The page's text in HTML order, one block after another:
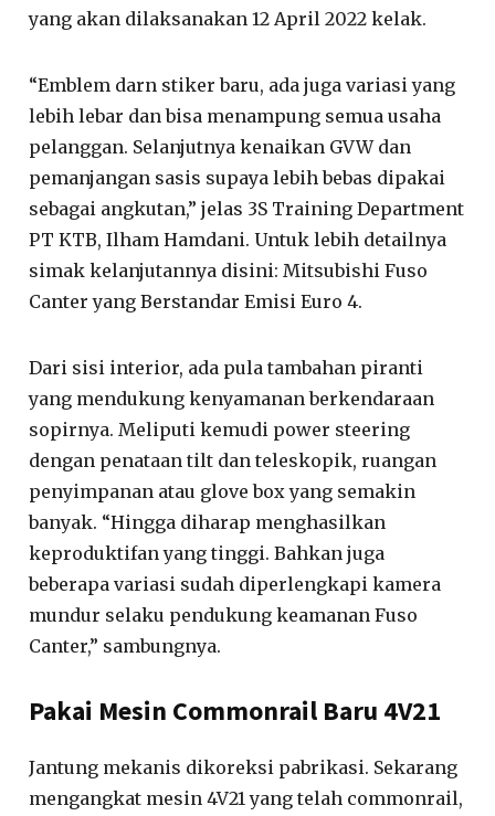
yang akan dilaksanakan 12 April 2022 kelak.
“Emblem darn stiker baru, ada juga variasi yang
lebih lebar dan bisa menampung semua usaha
pelanggan. Selanjutnya kenaikan GVW dan
pemanjangan sasis supaya lebih bebas dipakai
sebagai angkutan,” jelas 3S Training Department
PT KTB, Ilham Hamdani. Untuk lebih detailnya
simak kelanjutannya disini: Mitsubishi Fuso
Canter yang Berstandar Emisi Euro 4.
Dari sisi interior, ada pula tambahan piranti
yang mendukung kenyamanan berkendaraan
sopirnya. Meliputi kemudi power steering
dengan penataan tilt dan teleskopik, ruangan
penyimpanan atau glove box yang semakin
banyak. “Hingga diharap menghasilkan
keproduktifan yang tinggi. Bahkan juga
beberapa variasi sudah diperlengkapi kamera
mundur selaku pendukung keamanan Fuso
Canter,” sambungnya.
Pakai Mesin Commonrail Baru 4V21
Jantung mekanis dikoreksi pabrikasi. Sekarang
mengangkat mesin 4V21 yang telah commonrail,